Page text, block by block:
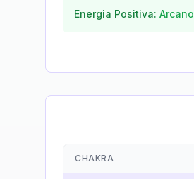
Energia Positiva: Arcano
CHAKRA